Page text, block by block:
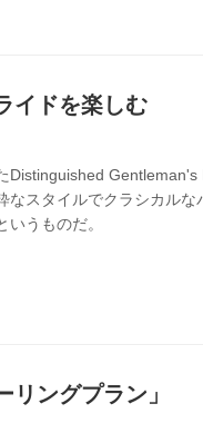
ン ID数 年間料金(税込) 紙
イドを楽しむ
Distinguished Gentleman's
なスタイルでクラシカル
いうものだ。
ングプラン」